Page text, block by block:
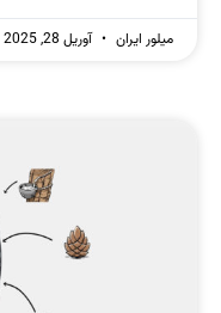
میلور ایران آوریل 28, 2025